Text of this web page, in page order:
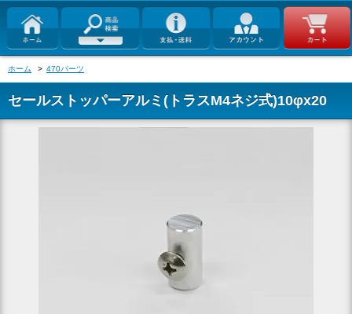
ホーム > 470パーツ
セールストッパーアルミ(トラスM4ネジ式)10φx20